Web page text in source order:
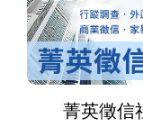
菁英徵信